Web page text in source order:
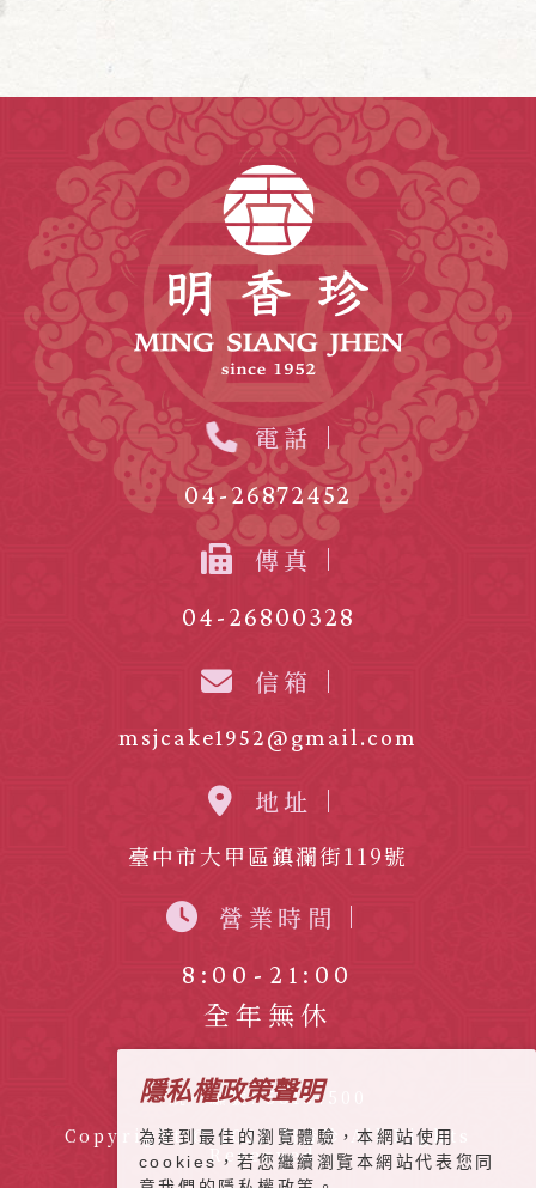
隱私權政策聲明
為達到最佳的瀏覽體驗，本網站使用
cookies，若您繼續瀏覽本網站代表您同
電話
04-26872452
傳真
04-26800328
信箱
msjcake1952@gmail.com
地址
臺中市大甲區鎮瀾街119號
營業時間
8:00-21:00
全年無休
統一編號: 56134500
Copyright © 2022 明香珍 All Rights
Reserved.